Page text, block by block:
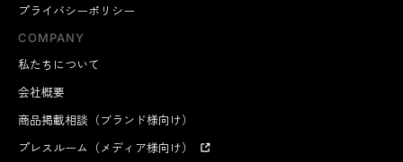
プライバシーポリシー
COMPANY
私たちについて
会社概要
商品掲載相談（ブランド様向け）
プレスルーム（メディア様向け）